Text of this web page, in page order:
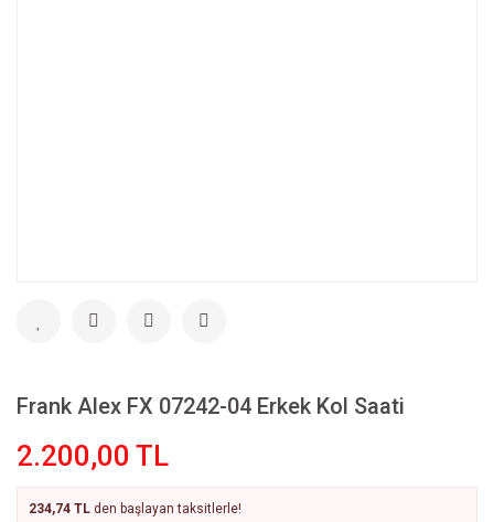
Frank Alex FX 07242-04 Erkek Kol Saati
2.200,00 TL
234,74 TL den başlayan taksitlerle!